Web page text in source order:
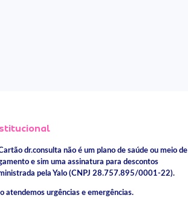
dr.consulta não é um plano de saúde ou meio de
e sim uma assinatura para descontos
pela Yalo (CNPJ 28.757.895/0001-22).
atendemos urgências e emergências.